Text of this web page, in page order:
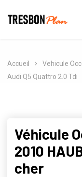
Accueil Vehicule
Audi Q5 Quattro 2.0 Tdi
Véhicule
2010
cher